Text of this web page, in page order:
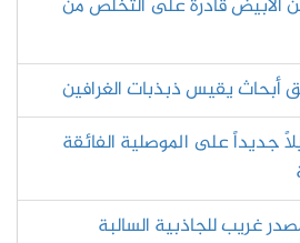
الأبيض قادرةٌ على التخلص من
أبحاث يقيس ذبذبات الغرافين
جديداً على الموصلية الفائقة
غريب للجاذبية السالبة